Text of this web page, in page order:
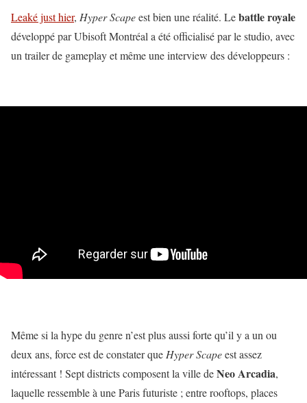
Leaké just hier, Hyper Scapeest bien une réalité. Lebattle royale
développé par Ubisoft Montréal a été officialisé par le studio, avec
un trailer de gameplay et même une interview des développeurs :
Même si la hype du genre n’est plus aussi forte qu’il y a un ou
deux ans, force est de constater que Hyper Scapeest assez
intéressant ! Sept districts composent la ville deNeo Arcadia,
laquelle ressemble à une Paris futuriste ; entre rooftops, places